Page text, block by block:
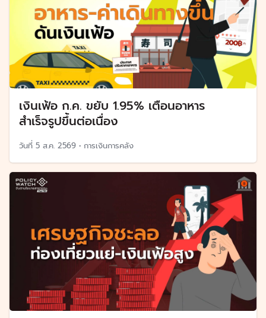
เงินเฟ้อ ก.ค. ขยับ 1.95% เตือนอาหาร
สำเร็จรูปขึ้นต่อเนื่อง
วันที่ 5 ส.ค. 2569 • การเงินการคลัง